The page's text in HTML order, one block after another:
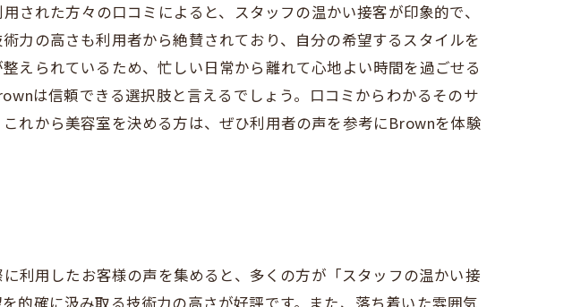
れた方々の口コミによると、スタッフの温かい接客が印象的で、
力の高さも利用者から絶賛されており、自分の希望するスタイルを
えられているため、忙しい日常から離れて心地よい時間を過ごせる
は信頼できる選択肢と言えるでしょう。口コミからわかるそのサ
れから美容室を決める方は、ぜひ利用者の声を参考にBrownを体験
利用したお客様の声を集めると、多くの方が「スタッフの温かい接
的確に汲み取る技術力の高さが好評です。また、落ち着いた雰囲気